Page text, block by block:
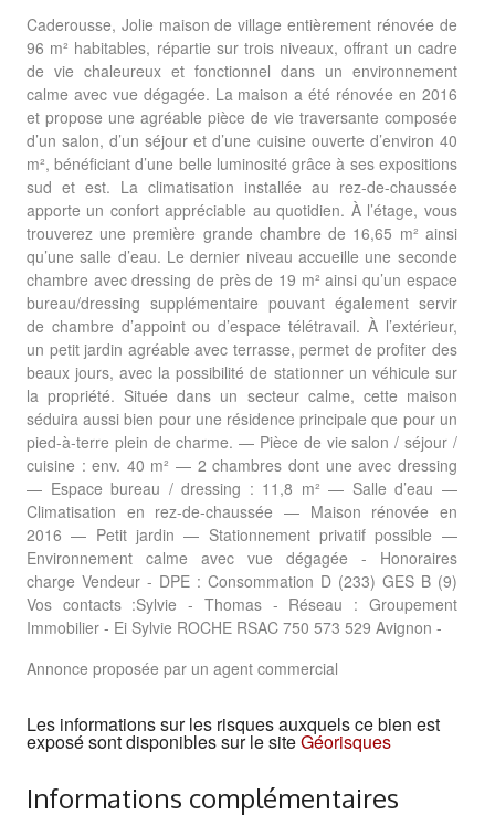
Caderousse, Jolie maison de village entièrement rénovée de
96 m² habitables, répartie sur trois niveaux, offrant un cadre
de vie chaleureux et fonctionnel dans un environnement
calme avec vue dégagée. La maison a été rénovée en 2016
et propose une agréable pièce de vie traversante composée
d’un salon, d’un séjour et d’une cuisine ouverte d’environ 40
m², bénéficiant d’une belle luminosité grâce à ses expositions
sud et est. La climatisation installée au rez-de-chaussée
apporte un confort appréciable au quotidien. À l’étage, vous
trouverez une première grande chambre de 16,65 m² ainsi
qu’une salle d’eau. Le dernier niveau accueille une seconde
chambre avec dressing de près de 19 m² ainsi qu’un espace
bureau/dressing supplémentaire pouvant également servir
de chambre d’appoint ou d’espace télétravail. À l’extérieur,
un petit jardin agréable avec terrasse, permet de profiter des
beaux jours, avec la possibilité de stationner un véhicule sur
la propriété. Située dans un secteur calme, cette maison
séduira aussi bien pour une résidence principale que pour un
pied-à-terre plein de charme. — Pièce de vie salon / séjour /
cuisine : env. 40 m² — 2 chambres dont une avec dressing
— Espace bureau / dressing : 11,8 m² — Salle d’eau —
Climatisation en rez-de-chaussée — Maison rénovée en
2016 — Petit jardin — Stationnement privatif possible —
Environnement calme avec vue dégagée - Honoraires
charge Vendeur - DPE : Consommation D (233) GES B (9)
Vos contacts :Sylvie - Thomas - Réseau : Groupement
Immobilier - Ei Sylvie ROCHE RSAC 750 573 529 Avignon -
Annonce proposée par un agent commercial
Les informations sur les risques auxquels ce bien est
exposé sont disponibles sur le siteGéorisques
Informations complémentaires